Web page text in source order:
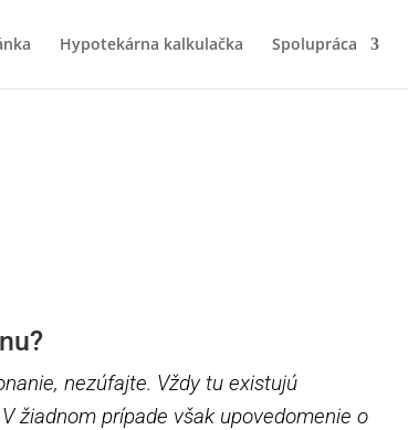
Hypotekárna kalkulačka Spolupráca
nezúfajte. Vždy tu existujú
žiadnom prípade však upovedomenie o